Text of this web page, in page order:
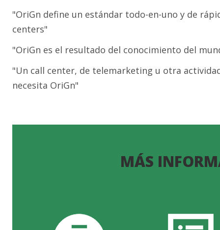
"OriGn define un estándar todo-en-uno y de
centers"
"OriGn es el resultado del conocimiento del
"Un call center, de telemarketing u otra
necesita OriGn"
MÁS